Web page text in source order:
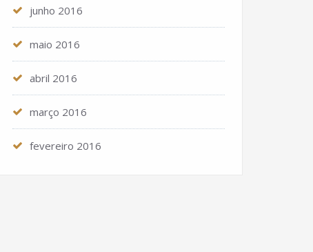
junho 2016
maio 2016
abril 2016
março 2016
fevereiro 2016